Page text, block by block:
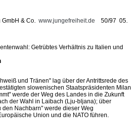
GmbH & Co. www.jungefreiheit.de 50/97 05.
Getrübtes Verhältnis zu Italien und
und Tränen" lag über der Antrittsrede des
slowenischen Staatspräsidenten Milan
werde der Weg des Landes in die Zukunft
der Wahl in Laibach (Lju-bljana); über
Nachbarn" werde dieser Weg
Union und die NATO führen.